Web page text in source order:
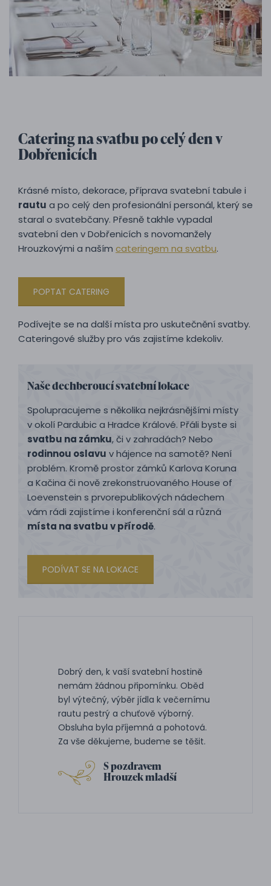
Catering na svatbu po celý den v
Dobřenicích
Krásné místo, dekorace, příprava svatební tabule i
rautu a po celý den profesionální personál, který se
staral o svatebčany. Přesně takhle vypadal
svatební den v Dobřenicích s novomanžely
Hrouzkovými a naším cateringem na svatbu.
POPTAT CATERING
Podívejte se na další místa pro uskutečnění svatby.
Cateringové služby pro vás zajistíme kdekoliv.
Naše dechberoucí svatební lokace
Spolupracujeme s několika nejkrásnějšími místy
v okolí Pardubic a Hradce Králové. Přáli byste si
svatbu na zámku, či v zahradách? Nebo
rodinnou oslavu v hájence na samotě? Není
problém. Kromě prostor zámků Karlova Koruna
a Kačina či nově zrekonstruovaného House of
Loevenstein s prvorepublikových nádechem
vám rádi zajistíme i konferenční sál a různá
místa na svatbu v přírodě.
PODÍVAT SE NA LOKACE
Dobrý den, k vaší svatební hostině
nemám žádnou připomínku. Oběd
byl výtečný, výběr jídla k večernímu
rautu pestrý a chuťově výborný.
Obsluha byla příjemná a pohotová.
Za vše děkujeme, budeme se těšit.
S pozdravem
Hrouzek mladší